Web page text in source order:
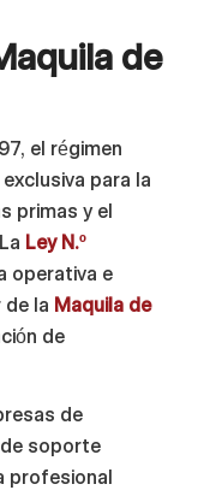
de
el régimen
para la
primas y el
Ley N.º
operativa e
la Maquila de
de
de
soporte
profesional